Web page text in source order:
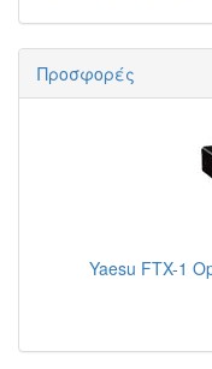
Προσφορές
Yaesu FTX-1